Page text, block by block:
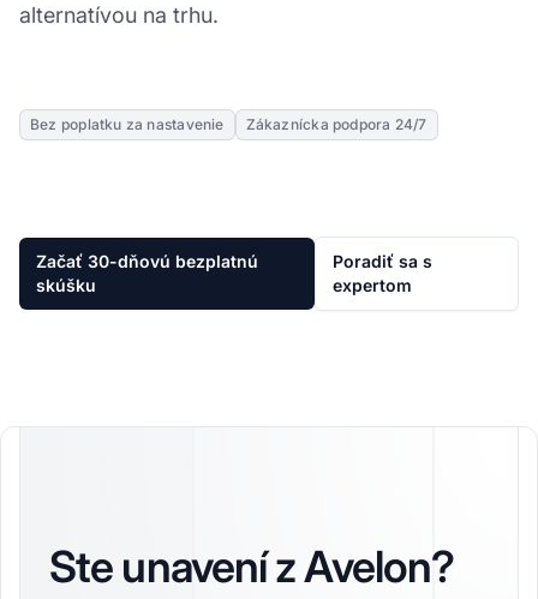
alternatívou na trhu.
Bez poplatku za nastavenie Zákaznícka podpora 24/7
Začať 30-dňovú bezplatnú
skúšku
Poradiť sa s
expertom
Ste unavení z Avelon?